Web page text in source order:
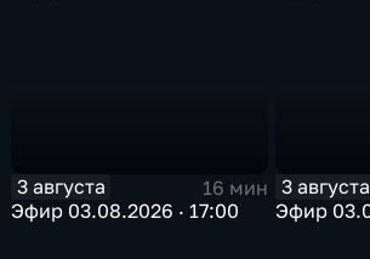
3 августа
16 мин
Эфир 03.08.2026 · 17:00
3 августа
Эфир